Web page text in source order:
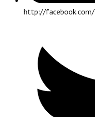
http://facebook.com/